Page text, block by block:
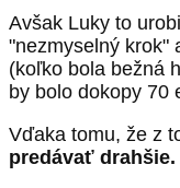
Avšak Luky to
"nezmyselný krok"
(koľko bola bežná
by bolo dokopy 70
Vďaka tomu, že z
predávať drahšie.